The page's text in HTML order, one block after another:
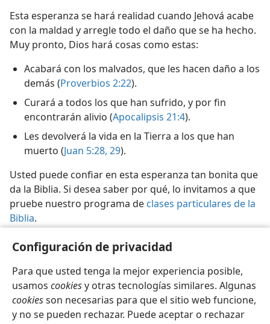
Configuración de privacidad
Para que usted tenga la mejor experiencia posible,
usamos cookiesy otras tecnologías similares. Algunas
cookiesson necesarias para que el sitio web funcione,
y no se pueden rechazar. Puede aceptar o rechazar
Esta esperanza se hará realidad cuando Jehová acabe
con la maldad y arregle todo el daño que se ha hecho.
Muy pronto, Dios hará cosas como estas:
Acabará con los malvados, que les hacen daño a los
demás (Proverbios 2:22).
Curará a todos los que han sufrido, y por fin
encontrarán alivio (Apocalipsis 21:4).
Les devolverá la vida en la Tierra a los que han
muerto (Juan 5:28, 29).
Usted puede confiar en esta esperanza tan bonita que
da la Biblia. Si desea saber por qué, lo invitamos a que
pruebe nuestro programa de clases particulares de la
Biblia.
a Jehováes el nombre de Dios (Salmo 83:18).
Español Compartir Configuración